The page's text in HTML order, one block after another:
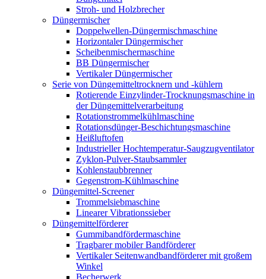
Stroh- und Holzbrecher
Düngermischer
Doppelwellen-Düngermischmaschine
Horizontaler Düngermischer
Scheibenmischermaschine
BB Düngermischer
Vertikaler Düngermischer
Serie von Düngemitteltrocknern und -kühlern
Rotierende Einzylinder-Trocknungsmaschine in
der Düngemittelverarbeitung
Rotationstrommelkühlmaschine
Rotationsdünger-Beschichtungsmaschine
Heißluftofen
Industrieller Hochtemperatur-Saugzugventilator
Zyklon-Pulver-Staubsammler
Kohlenstaubbrenner
Gegenstrom-Kühlmaschine
Düngemittel-Screener
Trommelsiebmaschine
Linearer Vibrationssieber
Düngemittelförderer
Gummibandfördermaschine
Tragbarer mobiler Bandförderer
Vertikaler Seitenwandbandförderer mit großem
Winkel
Becherwerk